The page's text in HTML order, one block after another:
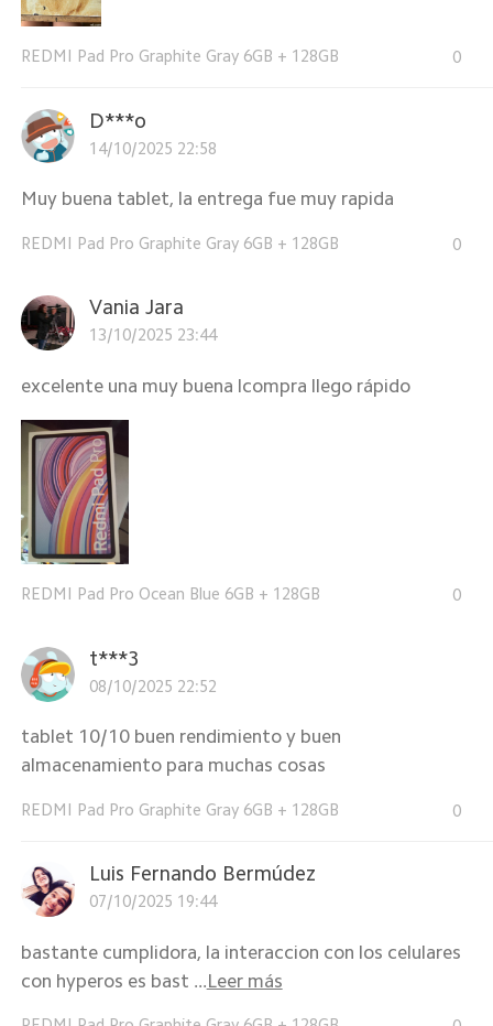
REDMI Pad Pro Graphite Gray 6GB + 128GB 0
D***o
14/10/2025 22:58
Muy buena tablet, la entrega fue muy rapida
REDMI Pad Pro Graphite Gray 6GB + 128GB 0
Vania Jara
13/10/2025 23:44
excelente una muy buena lcompra llego rápido
REDMI Pad Pro Ocean Blue 6GB + 128GB 0
t***3
08/10/2025 22:52
tablet 10/10 buen rendimiento y buen
almacenamiento para muchas cosas
REDMI Pad Pro Graphite Gray 6GB + 128GB 0
Luis Fernando Bermúdez
07/10/2025 19:44
bastante cumplidora, la interaccion con los celulares
con hyperos es bast ...
Leer más